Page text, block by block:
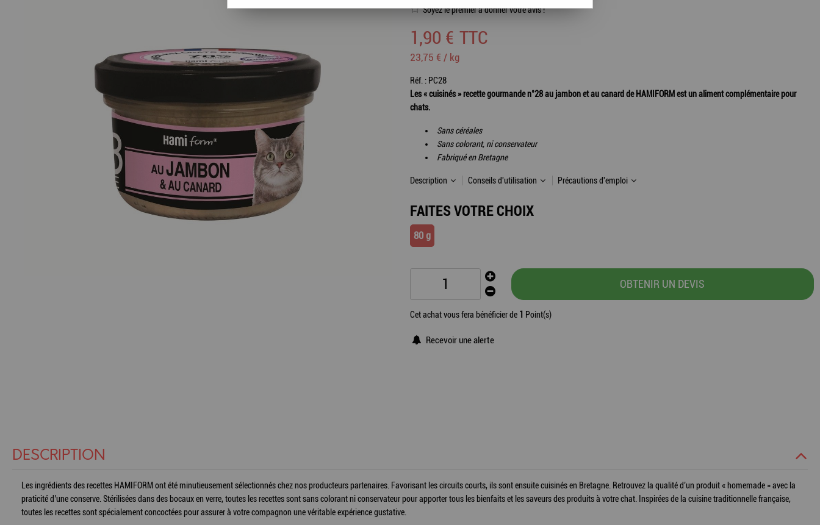
Soyez le premier à donner votre avis !
1,90 € TTC
23,75 € / kg
Réf. : PC28
Les « cuisinés » recette gourmande n°28 au jambon et au canard de HAMIFORM est un aliment complémentaire pour
chats.
Sans céréales
Sans colorant, ni conservateur
Fabriqué en Bretagne
Description Conseils d'utilisation Précautions d'emploi
FAITES VOTRE CHOIX
80 g
OBTENIR UN DEVIS
Cet achat vous fera bénéficier de 1 Point(s)
Recevoir une alerte
DESCRIPTION
Les ingrédients des recettes HAMIFORM ont été minutieusement sélectionnés chez nos producteurs partenaires. Favorisant les circuits courts, ils sont ensuite cuisinés en Bretagne. Retrouvez la qualité d’un produit « homemade » avec la
praticité d’une conserve. Stérilisées dans des bocaux en verre, toutes les recettes sont sans colorant ni conservateur pour apporter tous les bienfaits et les saveurs des produits à votre chat. Inspirées de la cuisine traditionnelle française,
toutes les recettes sont spécialement concoctées pour assurer à votre compagnon une véritable expérience gustative.